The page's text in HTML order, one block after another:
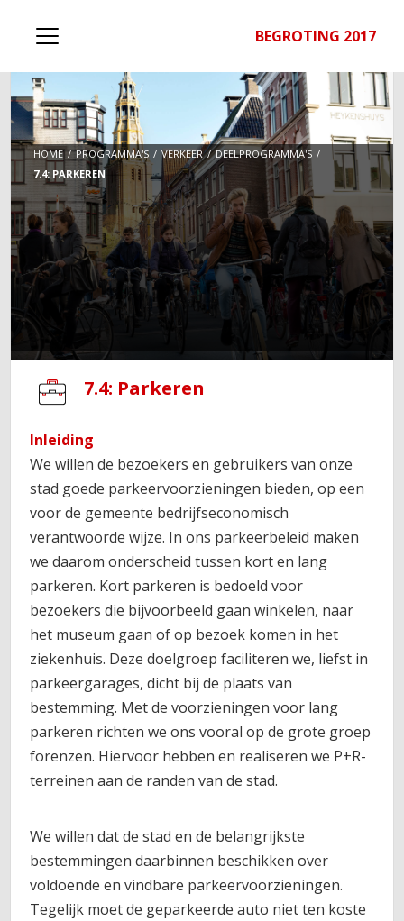
BEGROTING 2017
HOME PROGRAMMA'S VERKEER
DEELPROGRAMMA'S
7.4: PARKEREN
7.4: Parkeren
Inleiding
We willen de bezoekers en gebruikers van onze
stad goede parkeervoorzieningen bieden, op een
voor de gemeente bedrijfseconomisch
verantwoorde wijze. In ons parkeerbeleid maken
we daarom onderscheid tussen kort en lang
parkeren. Kort parkeren is bedoeld voor
bezoekers die bijvoorbeeld gaan winkelen, naar
het museum gaan of op bezoek komen in het
ziekenhuis. Deze doelgroep faciliteren we, liefst in
parkeergarages, dicht bij de plaats van
bestemming. Met de voorzieningen voor lang
parkeren richten we ons vooral op de grote groep
forenzen. Hiervoor hebben en realiseren we P+R-
terreinen aan de randen van de stad.
We willen dat de stad en de belangrijkste
bestemmingen daarbinnen beschikken over
voldoende en vindbare parkeervoorzieningen.
Tegelijk moet de geparkeerde auto niet ten koste